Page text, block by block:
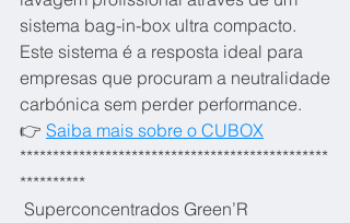
sistema bag-in-box ultra compacto.
Este sistema é a resposta ideal para
empresas que procuram a neutralidade
carbónica sem perder performance.
👉 Saiba mais sobre o CUBOX
***********************************************
**********
Superconcentrados Green’R